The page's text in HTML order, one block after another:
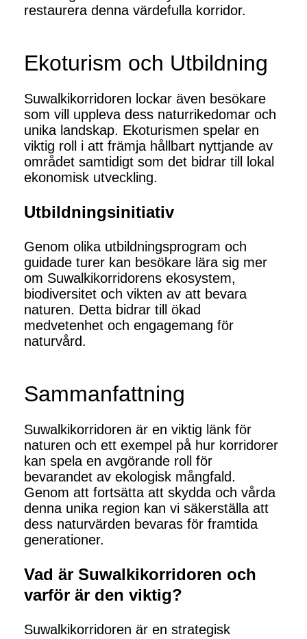
restaurera denna värdefulla korridor.
Ekoturism och Utbildning
Suwalkikorridoren lockar även besökare
som vill uppleva dess naturrikedomar och
unika landskap. Ekoturismen spelar en
viktig roll i att främja hållbart nyttjande av
området samtidigt som det bidrar till lokal
ekonomisk utveckling.
Utbildningsinitiativ
Genom olika utbildningsprogram och
guidade turer kan besökare lära sig mer
om Suwalkikorridorens ekosystem,
biodiversitet och vikten av att bevara
naturen. Detta bidrar till ökad
medvetenhet och engagemang för
naturvård.
Sammanfattning
Suwalkikorridoren är en viktig länk för
naturen och ett exempel på hur korridorer
kan spela en avgörande roll för
bevarandet av ekologisk mångfald.
Genom att fortsätta att skydda och vårda
denna unika region kan vi säkerställa att
dess naturvärden bevaras för framtida
generationer.
Vad är Suwalkikorridoren och
varför är den viktig?
Suwalkikorridoren är en strategisk